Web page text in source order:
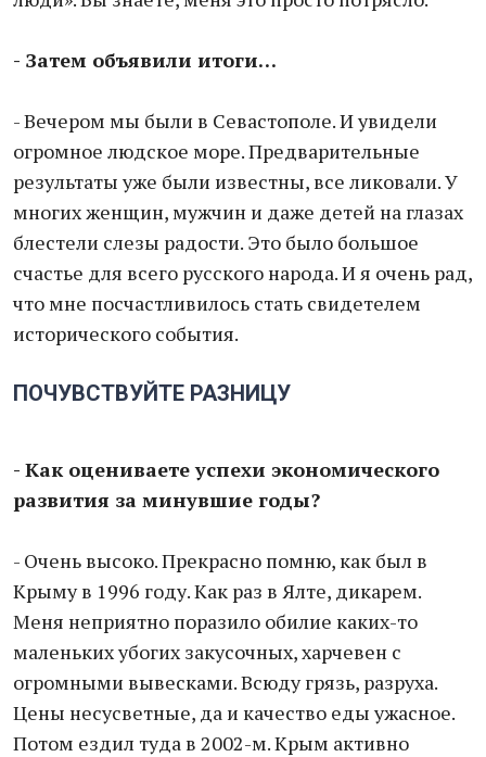
- Затем объявили итоги…
- Вечером мы были в Севастополе. И увидели
огромное людское море. Предварительные
результаты уже были известны, все ликовали. У
многих женщин, мужчин и даже детей на глазах
блестели слезы радости. Это было большое
счастье для всего русского народа. И я очень рад,
что мне посчастливилось стать свидетелем
исторического события.
ПОЧУВСТВУЙТЕ РАЗНИЦУ
- Как оцениваете успехи экономического
развития за минувшие годы?
- Очень высоко. Прекрасно помню, как был в
Крыму в 1996 году. Как раз в Ялте, дикарем.
Меня неприятно поразило обилие каких-то
маленьких убогих закусочных, харчевен с
огромными вывесками. Всюду грязь, разруха.
Цены несусветные, да и качество еды ужасное.
Потом ездил туда в 2002-м. Крым активно